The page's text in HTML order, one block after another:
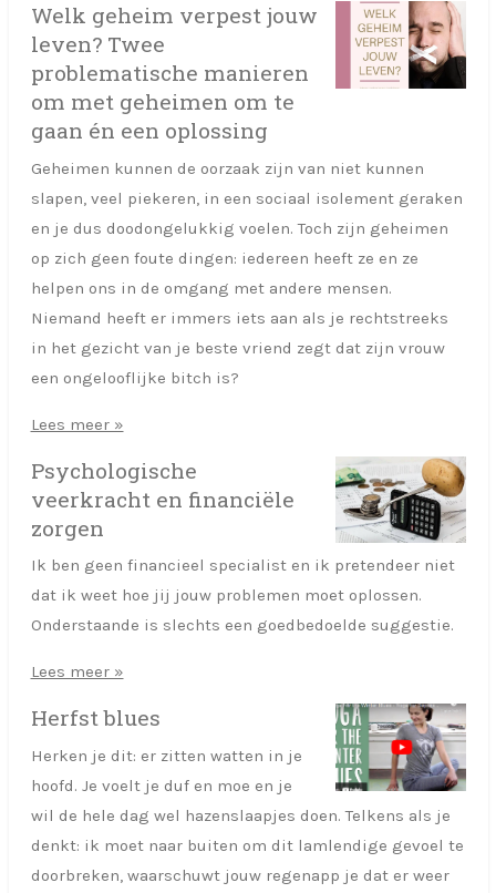
Welk geheim verpest jouw
leven? Twee
problematische manieren
om met geheimen om te
gaan én een oplossing
Geheimen kunnen de oorzaak zijn van niet kunnen
slapen, veel piekeren, in een sociaal isolement geraken
en je dus doodongelukkig voelen. Toch zijn geheimen
op zich geen foute dingen: iedereen heeft ze en ze
helpen ons in de omgang met andere mensen.
Niemand heeft er immers iets aan als je rechtstreeks
in het gezicht van je beste vriend zegt dat zijn vrouw
een ongelooflijke bitch is?
Lees meer »
Psychologische
veerkracht en financiële
zorgen
Ik ben geen financieel specialist en ik pretendeer niet
dat ik weet hoe jij jouw problemen moet oplossen.
Onderstaande is slechts een goedbedoelde suggestie.
Lees meer »
Herfst blues
Herken je dit: er zitten watten in je
hoofd. Je voelt je duf en moe en je
wil de hele dag wel hazenslaapjes doen. Telkens als je
denkt: ik moet naar buiten om dit lamlendige gevoel te
doorbreken, waarschuwt jouw regenapp je dat er weer